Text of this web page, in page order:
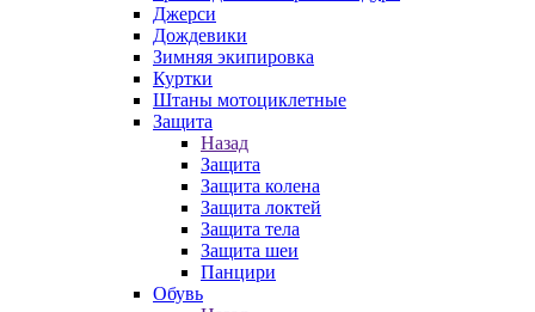
Джерси
Дождевики
Зимняя экипировка
Куртки
Штаны мотоциклетные
Защита
Назад
Защита
Защита колена
Защита локтей
Защита тела
Защита шеи
Панцири
Обувь